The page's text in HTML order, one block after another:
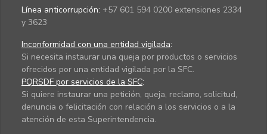
Línea anticorrupción: +57 601 594 0200 extensiones 2334
y 3623
Inconformidad con una entidad vigilada:
Si necesita instaurar una queja por productos o servicios
ofrecidos por una entidad vigilada por la SFC.
PQRSDF por servicios de la SFC:
Si quiere instaurar una petición, queja, reclamo, solicitud,
denuncia o felicitación con relación a los servicios o a la
atención de esta Superintendencia.